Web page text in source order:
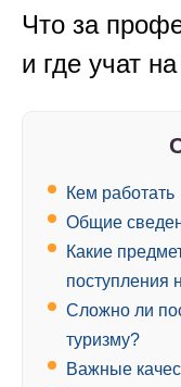
Что за
и где учат
Кем работать
Общие
Какие
поступления
Сложно ли
туризму?
Важные